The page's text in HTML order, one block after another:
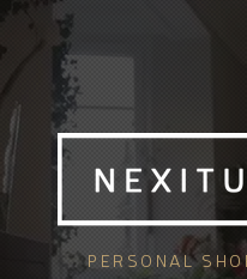
PERSONAL